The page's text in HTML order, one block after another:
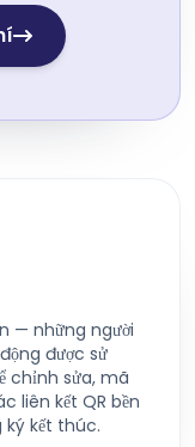
— những người
được sử
chỉnh sửa, mã
liên kết QR bền
ký kết thúc.